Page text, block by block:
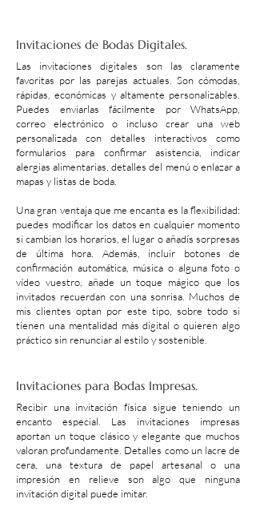
Invitaciones de Bodas Digitales.
Las invitaciones digitales son las claramente
favoritas por las parejas actuales. Son cómodas,
rápidas, económicas y altamente personalizables.
Puedes enviarlas fácilmente por WhatsApp,
correo electrónico o incluso crear una web
personalizada con detalles interactivos como
formularios para confirmar asistencia, indicar
alergias alimentarias, detalles del menú o enlazar a
mapas y listas de boda.
Una gran ventaja que me encanta es la flexibilidad:
puedes modificar los datos en cualquier momento
si cambian los horarios, el lugar o añadís sorpresas
de última hora. Además, incluir botones de
confirmación automática, música o alguna foto o
vídeo vuestro, añade un toque mágico que los
invitados recuerdan con una sonrisa. Muchos de
mis clientes optan por este tipo, sobre todo si
tienen una mentalidad más digital o quieren algo
práctico sin renunciar al estilo y sostenible.
Invitaciones para Bodas Impresas.
Recibir una invitación física sigue teniendo un
encanto especial. Las invitaciones impresas
aportan un toque clásico y elegante que muchos
valoran profundamente. Detalles como un lacre de
cera, una textura de papel artesanal o una
impresión en relieve son algo que ninguna
invitación digital puede imitar.